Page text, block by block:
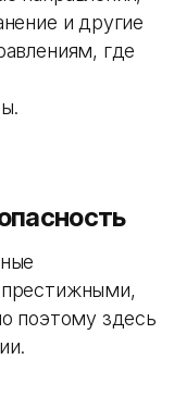
и другие
где
престижными,
поэтому здесь